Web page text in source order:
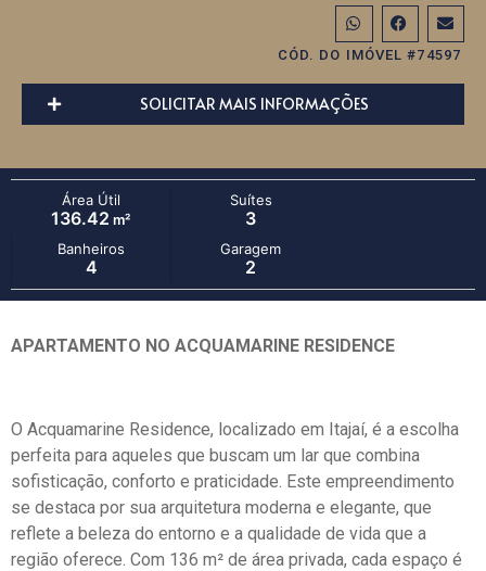
CÓD. DO IMÓVEL #74597
SOLICITAR MAIS INFORMAÇÕES
Área Útil
136.42 m²
Suítes
3
Banheiros
4
Garagem
2
APARTAMENTO NO ACQUAMARINE RESIDENCE
O Acquamarine Residence, localizado em Itajaí, é a escolha
perfeita para aqueles que buscam um lar que combina
sofisticação, conforto e praticidade. Este empreendimento
se destaca por sua arquitetura moderna e elegante, que
reflete a beleza do entorno e a qualidade de vida que a
região oferece. Com 136 m² de área privada, cada espaço é